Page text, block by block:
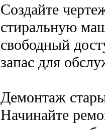
Создайте
стиральную
свободный
запас для
Демонтаж
Начинайте